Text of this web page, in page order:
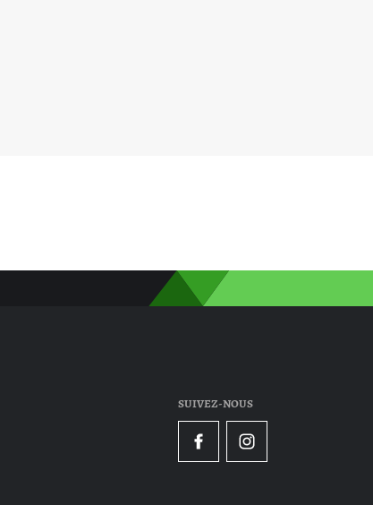
SUIVEZ-NOUS
FacebookInstagram